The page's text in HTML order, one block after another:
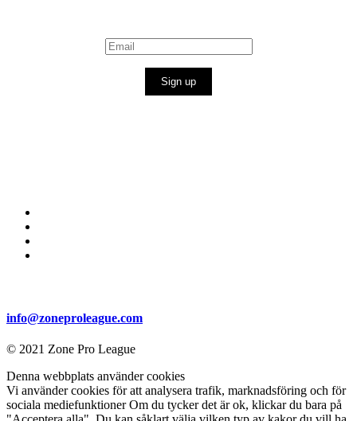
Sign up
info@zoneproleague.com
© 2021 Zone Pro League
Denna webbplats använder cookies
Vi använder cookies för att analysera trafik, marknadsföring och för
sociala mediefunktioner Om du tycker det är ok, klickar du bara på